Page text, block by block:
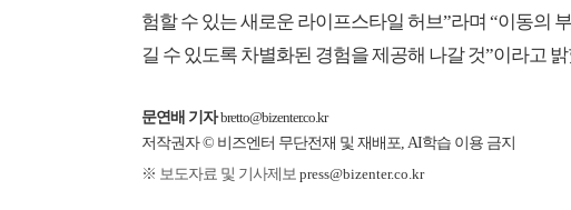
험할 수 있는 새로운 라이프스타일 허브”라며 “이동의
길 수 있도록 차별화된 경험을 제공해 나갈 것”이라고
문연배 기자 bretto@bizenter.co.kr
저작권자 © 비즈엔터 무단전재 및 재배포, AI학습 이용 금지
※ 보도자료 및 기사제보 press@bizenter.co.kr